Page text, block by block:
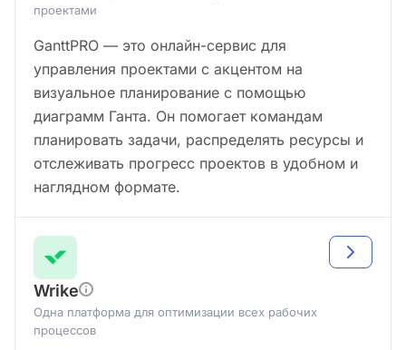
проектами
GanttPRO — это онлайн-сервис для
управления проектами с акцентом на
визуальное планирование с помощью
диаграмм Ганта. Он помогает командам
планировать задачи, распределять ресурсы и
отслеживать прогресс проектов в удобном и
наглядном формате.
Wrike
Одна платформа для оптимизации всех рабочих
процессов